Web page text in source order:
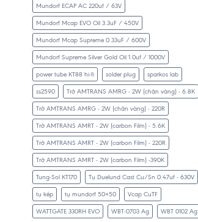
Mundorf ECAP AC 220uf / 63V
Mundorf Mcap EVO Oil 3.3uF / 450V
Mundorf Mcap Supreme 0.33uF / 600V
Mundorf Supreme Silver Gold Oil 1.0uf / 1000V
power tube KT88 hi-fi solder plug sparkos lab
ss2590 Trở AMTRANS AMRG - 2W (chân vàng) - 6.8K
Trở AMTRANS AMRG - 2W (chân vàng) - 220R
Trở AMTRANS AMRT - 2W (carbon Film) - 5.6K
Trở AMTRANS AMRT - 2W (carbon Film) - 220R
Trở AMTRANS AMRT - 2W (carbon Film) -390K
Tung-Sol KT170 Tụ Duelund Cast Cu/Sn 0.47uf - 630V
tụ kép tụ mundorf 50+50 Vcap CuTF
WATTGATE 330RH EVO WBT-0703 Ag WBT 0102 Ag